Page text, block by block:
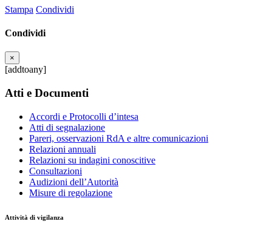
Stampa Condividi
Condividi
×
[addtoany]
Atti e Documenti
Accordi e Protocolli d’intesa
Atti di segnalazione
Pareri, osservazioni RdA e altre comunicazioni
Relazioni annuali
Relazioni su indagini conoscitive
Consultazioni
Audizioni dell’Autorità
Misure di regolazione
Attività di vigilanza